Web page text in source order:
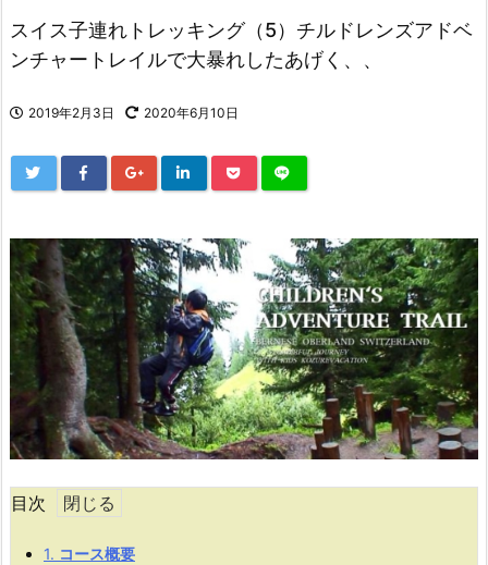
スイス子連れトレッキング（5）チルドレンズアドベ
ンチャートレイルで大暴れしたあげく、、
2019年2月3日 2020年6月10日
目次
1. コース概要